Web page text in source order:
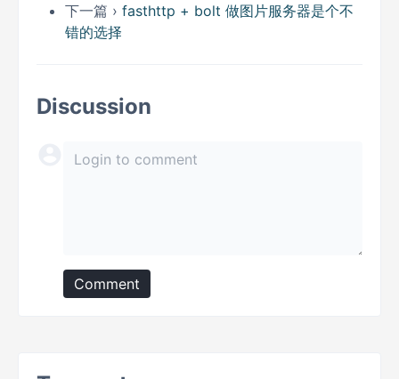
下一篇 › fasthttp + bolt 做图片服务器是个不
错的选择
Discussion
Comment